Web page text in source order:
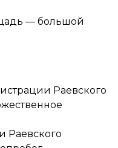
— большой
Раевского
Раевского